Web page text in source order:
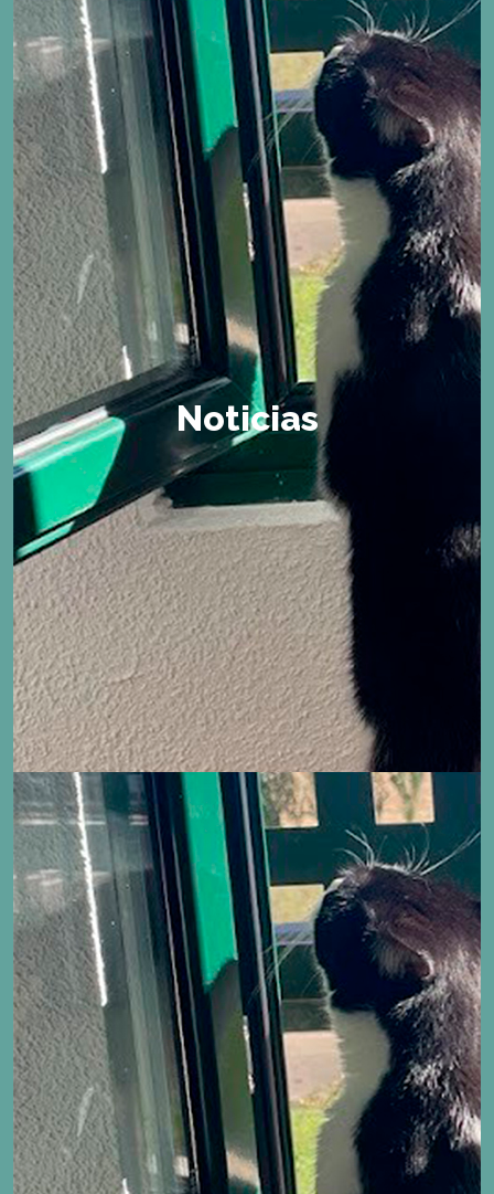
Noticias